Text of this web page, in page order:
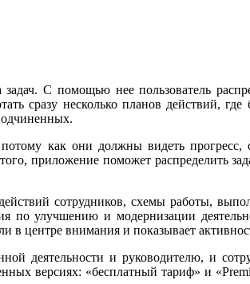
С помощью нее пользователь
сразу несколько планов действий,
как они должны видеть прогресс,
приложение поможет распределить
сотрудников, схемы работы,
по улучшению и модернизации
в центре внимания и показывает
деятельности и руководителю, и
версиях: «бесплатный тариф» и